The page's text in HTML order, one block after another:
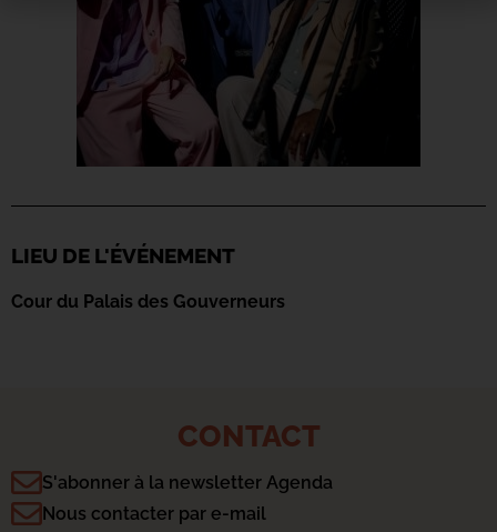
LIEU DE L'ÉVÉNEMENT
Cour du Palais des Gouverneurs
CONTACT
S'abonner à la newsletter Agenda
Nous contacter par e-mail